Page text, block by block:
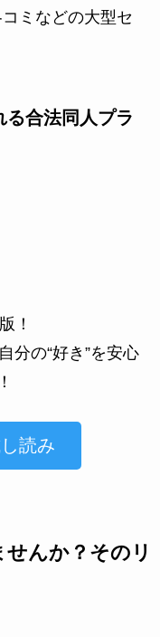
ミなどの大型セ
合法同人プラ
！
分の“好き”を安心
読み
んか？そのリ